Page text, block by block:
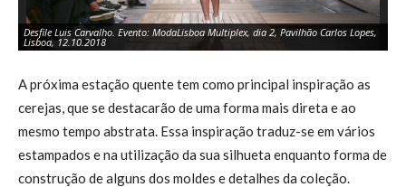
Desfile Luis Carvalho. Evento: ModaLisboa Multiplex, dia 2, Pavilhão Carlos Lopes,
Lisboa, 12.10.2018
A próxima estação quente tem como principal inspiração as
cerejas, que se destacarão de uma forma mais direta e ao
mesmo tempo abstrata. Essa inspiração traduz-se em vários
estampados e na utilização da sua silhueta enquanto forma de
construção de alguns dos moldes e detalhes da coleção.